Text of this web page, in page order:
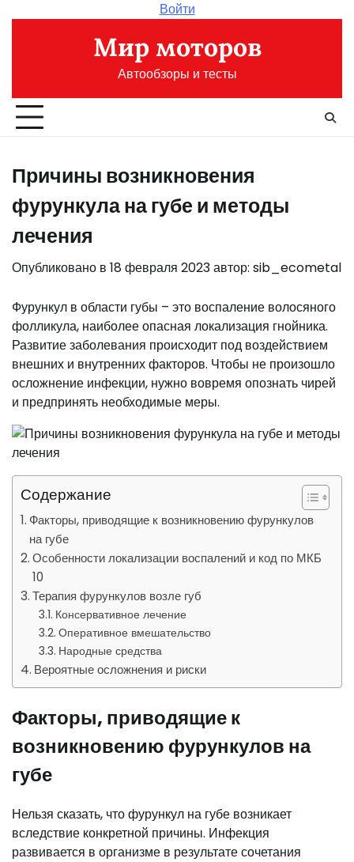
Войти
Мир моторов
Автообзоры и тесты
Причины возникновения
фурункула на губе и методы
лечения
Опубликовано в 18 февраля 2023автор: sib_ecometal
Фурункул в области губы – это воспаление волосяного
фолликула, наиболее опасная локализация гнойника.
Развитие заболевания происходит под воздействием
внешних и внутренних факторов. Чтобы не произошло
осложнение инфекции, нужно вовремя опознать чирей
и предпринять необходимые меры.
Содержание
Факторы, приводящие к возникновению фурункулов
на губе
Особенности локализации воспалений и код по МКБ
10
Терапия фурункулов возле губ
Консервативное лечение
Оперативное вмешательство
Народные средства
Вероятные осложнения и риски
Факторы, приводящие к
возникновению фурункулов на
губе
Нельзя сказать, что фурункул на губе возникает
вследствие конкретной причины. Инфекция
развивается в организме в результате сочетания